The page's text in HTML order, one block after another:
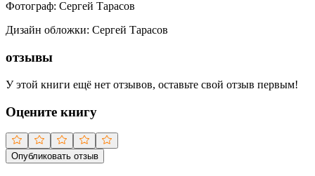
Фотограф: Сергей Тарасов
Дизайн обложки: Сергей Тарасов
отзывы
У этой книги ещё нет отзывов, оставьте свой отзыв первым!
Оцените книгу
Опубликовать отзыв